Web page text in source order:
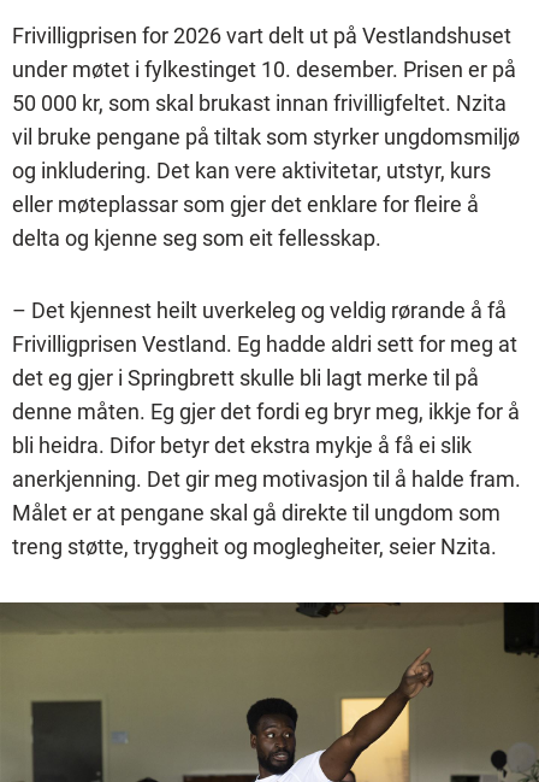
Frivilligprisen for 2026 vart delt ut på Vestlandshuset
under møtet i fylkestinget 10. desember. Prisen er på
50 000 kr, som skal brukast innan frivilligfeltet. Nzita
vil bruke pengane på tiltak som styrker ungdomsmiljø
og inkludering. Det kan vere aktivitetar, utstyr, kurs
eller møteplassar som gjer det enklare for fleire å
delta og kjenne seg som eit fellesskap.
– Det kjennest heilt uverkeleg og veldig rørande å få
Frivilligprisen Vestland. Eg hadde aldri sett for meg at
det eg gjer i Springbrett skulle bli lagt merke til på
denne måten. Eg gjer det fordi eg bryr meg, ikkje for å
bli heidra. Difor betyr det ekstra mykje å få ei slik
anerkjenning. Det gir meg motivasjon til å halde fram.
Målet er at pengane skal gå direkte til ungdom som
treng støtte, tryggheit og moglegheiter, seier Nzita.